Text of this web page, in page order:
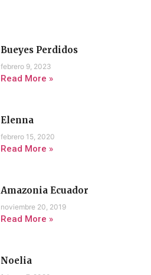
Bueyes Perdidos
febrero 9, 2023
Read More »
Elenna
febrero 15, 2020
Read More »
Amazonia Ecuador
noviembre 20, 2019
Read More »
Noelia